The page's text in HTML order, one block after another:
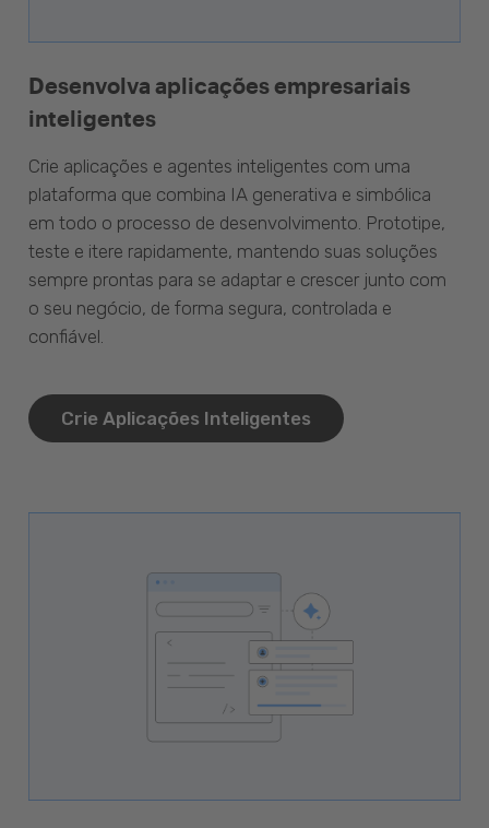
Desenvolva aplicações empresariais
inteligentes
Crie aplicações e agentes inteligentes com uma
plataforma que combina IA generativa e simbólica
em todo o processo de desenvolvimento. Prototipe,
teste e itere rapidamente, mantendo suas soluções
sempre prontas para se adaptar e crescer junto com
o seu negócio, de forma segura, controlada e
confiável.
Crie Aplicações Inteligentes